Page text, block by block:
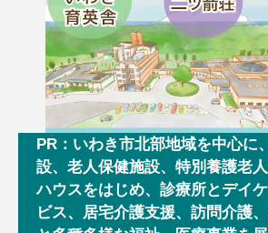
PR：いわき市北部地域を中心に
設、老人保健施設、特別養護老
ハウスをはじめ、診療所とデイ
ビス、居宅介護支援、訪問介護